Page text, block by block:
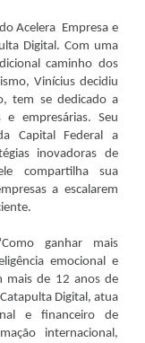
Acelera Empresa e
Digital. Com uma
caminho dos
Vinícius decidiu
tem se dedicado a
empresárias. Seu
Capital Federal a
inovadoras de
compartilha sua
a escalarem
ganhar mais
emocional e
mais de 12 anos de
Digital, atua
e financeiro de
internacional,